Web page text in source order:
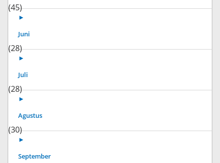
(45)
►
Juni
(28)
►
Juli
(28)
►
Agustus
(30)
►
September